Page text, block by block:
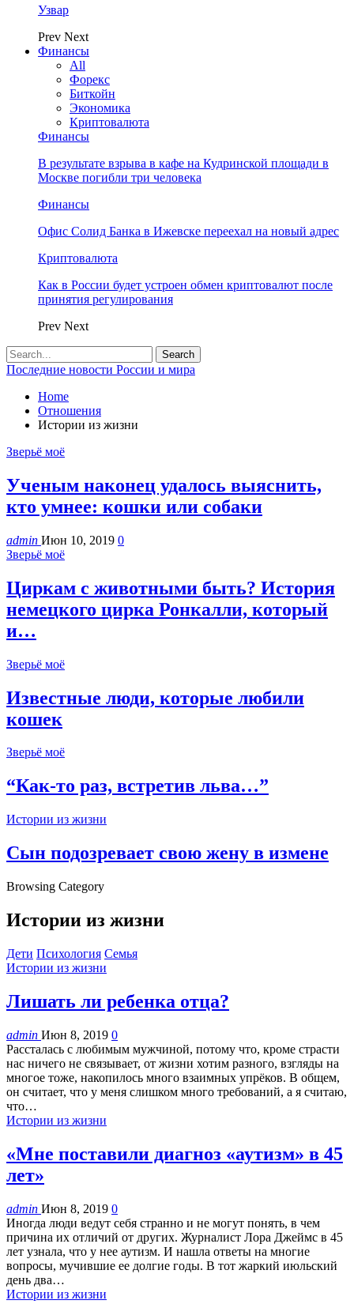
Узвар
Prev Next
Финансы
All
Форекс
Биткойн
Экономика
Криптовалюта
Финансы
В результате взрыва в кафе на Кудринской площади в
Москве погибли три человека
Финансы
Офис Солид Банка в Ижевске переехал на новый адрес
Криптовалюта
Как в России будет устроен обмен криптовалют после
принятия регулирования
Prev Next
Последние новости России и мира
Home
Отношения
Истории из жизни
Зверьё моё
Ученым наконец удалось выяснить,
кто умнее: кошки или собаки
admin Июн 10, 2019 0
Зверьё моё
Циркам с животными быть? История
немецкого цирка Ронкалли, который
и…
Зверьё моё
Известные люди, которые любили
кошек
Зверьё моё
“Как-то раз, встретив льва…”
Истории из жизни
Сын подозревает свою жену в измене
Browsing Category
Истории из жизни
Дети Психология Семья
Истории из жизни
Лишать ли ребенка отца?
admin Июн 8, 2019 0
Рассталась с любимым мужчиной, потому что, кроме страсти
нас ничего не связывает, от жизни хотим разного, взгляды на
многое тоже, накопилось много взаимных упрёков. В общем,
он считает, что у меня слишком много требований, а я считаю,
что…
Истории из жизни
«Мне поставили диагноз «аутизм» в 45
лет»
admin Июн 8, 2019 0
Иногда люди ведут себя странно и не могут понять, в чем
причина их отличий от других. Журналист Лора Джеймс в 45
лет узнала, что у нее аутизм. И нашла ответы на многие
вопросы, мучившие ее долгие годы. В тот жаркий июльский
день два…
Истории из жизни